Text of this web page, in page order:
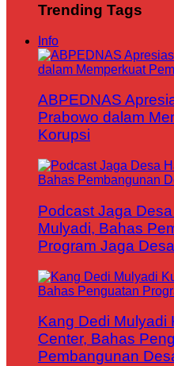
Trending Tags
Info
ABPEDNAS
Prabowo dalam
Korupsi
Podcast Jaga
Mulyadi, Bahas
Program Jaga Desa
Kang Dedi Mulyadi
Center, Bahas
Pembangunan